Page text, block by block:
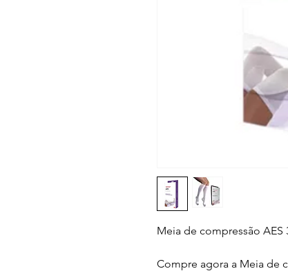
Meia de compressão
Compre agora a Meia de